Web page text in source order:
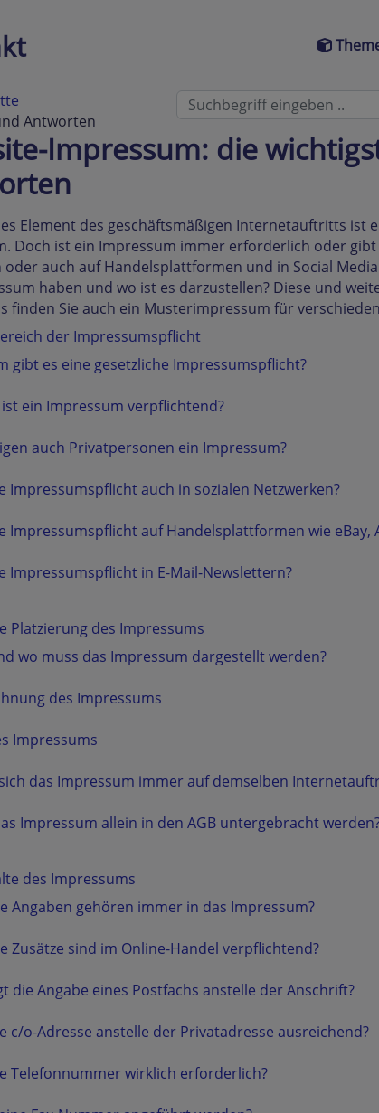
Antworten
Impressum: die
Element des geschäftsmäßigen Internetauftritts ist
Doch ist ein Impressum immer erforderlich oder gibt
oder auch auf Handelsplattformen und in Social
haben und wo ist es darzustellen? Diese und
finden Sie auch ein Musterimpressum für
der Impressumspflicht
gibt es eine gesetzliche Impressumspflicht?
ein Impressum verpflichtend?
auch Privatpersonen ein Impressum?
Impressumspflicht auch in sozialen Netzwerken?
Impressumspflicht auf Handelsplattformen wie eBay,
Impressumspflicht in E-Mail-Newslettern?
Platzierung des Impressums
wo muss das Impressum dargestellt werden?
des Impressums
Impressums
das Impressum immer auf demselben
Impressum allein in den AGB untergebracht
des Impressums
Angaben gehören immer in das Impressum?
Zusätze sind im Online-Handel verpflichtend?
die Angabe eines Postfachs anstelle der Anschrift?
c/o-Adresse anstelle der Privatadresse ausreichend?
Telefonnummer wirklich erforderlich?